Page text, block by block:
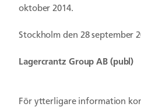
oktober 2014.
Stockholm den 28 september
Lagercrantz Group AB (publ)
För ytterligare information